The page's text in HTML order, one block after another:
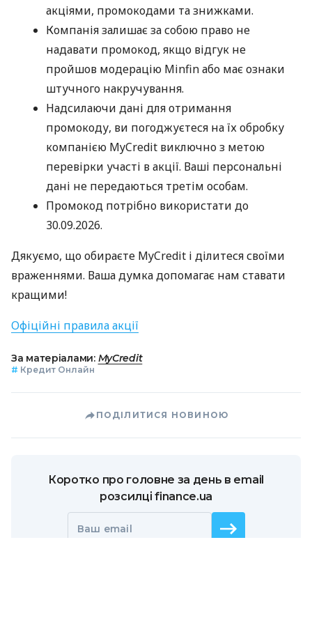
акціями, промокодами та знижками.
Компанія залишає за собою право не
надавати промокод, якщо відгук не
пройшов модерацію Minfin або має ознаки
штучного накручування.
Надсилаючи дані для отримання
промокоду, ви погоджуєтеся на їх обробку
компанією MyCredit виключно з метою
перевірки участі в акції. Ваші персональні
дані не передаються третім особам.
Промокод потрібно використати до
30.09.2026.
Дякуємо, що обираєте MyCredit і ділитеся своїми
враженнями. Ваша думка допомагає нам ставати
кращими!
Офіційні правила акції
За матеріалами: MyCredit
# Кредит Онлайн
ПОДІЛИТИСЯ НОВИНОЮ
Коротко про головне за день в email
розсилці finance.ua
Ваш email